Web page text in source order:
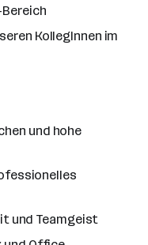
KollegInnen im
und hohe
und Teamgeist